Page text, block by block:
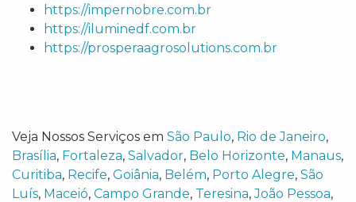
https://impernobre.com.br
https://iluminedf.com.br
https://prosperaagrosolutions.com.br
Veja Nossos Serviços em São Paulo, Rio de Janeiro,
Brasília, Fortaleza, Salvador, Belo Horizonte, Manaus,
Curitiba, Recife, Goiânia, Belém, Porto Alegre, São
Luís, Maceió, Campo Grande, Teresina,João Pessoa,